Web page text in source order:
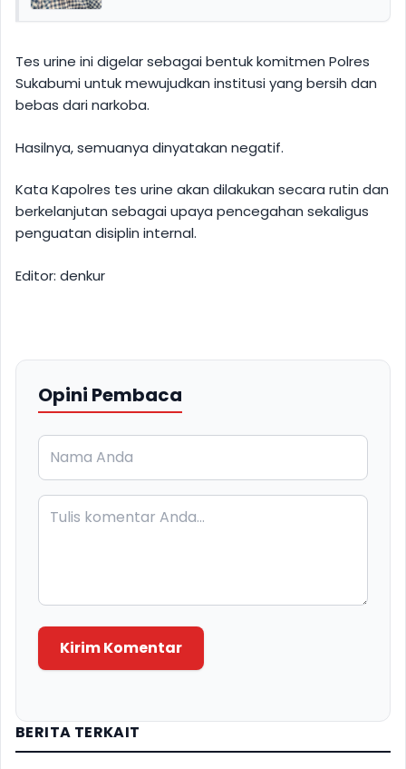
BERITA TERKAIT
Tes urine ini digelar sebagai bentuk komitmen Polres
Sukabumi untuk mewujudkan institusi yang bersih dan
bebas dari narkoba.
Hasilnya, semuanya dinyatakan negatif.
Kata Kapolres tes urine akan dilakukan secara rutin dan
berkelanjutan sebagai upaya pencegahan sekaligus
penguatan disiplin internal.
Editor: denkur
Opini Pembaca
Kirim Komentar